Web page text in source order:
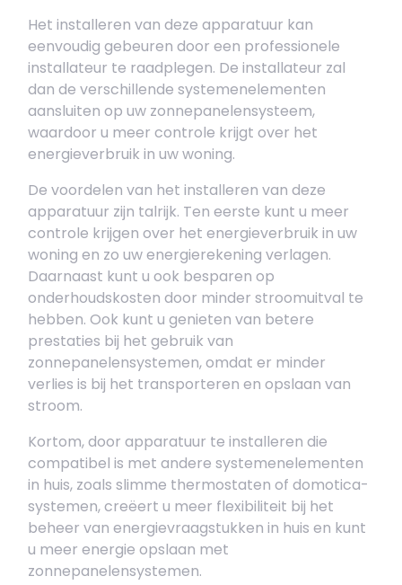
Het installeren van deze apparatuur kan
eenvoudig gebeuren door een professionele
installateur te raadplegen. De installateur zal
dan de verschillende systemenelementen
aansluiten op uw zonnepanelensysteem,
waardoor u meer controle krijgt over het
energieverbruik in uw woning.
De voordelen van het installeren van deze
apparatuur zijn talrijk. Ten eerste kunt u meer
controle krijgen over het energieverbruik in uw
woning en zo uw energierekening verlagen.
Daarnaast kunt u ook besparen op
onderhoudskosten door minder stroomuitval te
hebben. Ook kunt u genieten van betere
prestaties bij het gebruik van
zonnepanelensystemen, omdat er minder
verlies is bij het transporteren en opslaan van
stroom.
Kortom, door apparatuur te installeren die
compatibel is met andere systemenelementen
in huis, zoals slimme thermostaten of domotica-
systemen, creëert u meer flexibiliteit bij het
beheer van energievraagstukken in huis en kunt
u meer energie opslaan met
zonnepanelensystemen.